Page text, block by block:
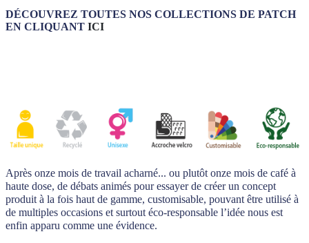
DÉCOUVREZ TOUTES NOS COLLECTIONS DE PATCH
EN CLIQUANT ICI
Après onze mois de travail acharné... ou plutôt onze mois de café à
haute dose, de débats animés pour essayer de créer un concept
produit à la fois haut de gamme, customisable, pouvant être utilisé à
de multiples occasions et surtout éco-responsable l’idée nous est
enfin apparu comme une évidence.